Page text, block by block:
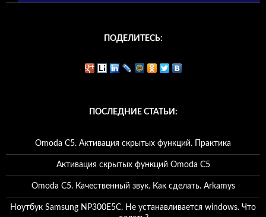
ПОДЕЛИТЕСЬ:
ПОСЛЕДНИЕ СТАТЬИ:
Omoda C5. Активация скрытых функций. Практика
Активация скрытых функций Omoda C5
Omoda C5. Качественный звук. Как сделать. Arkamys
Ноутбук Samsung NP300E5C. Не устанавливается windows. Что